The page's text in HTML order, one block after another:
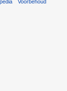
Voorbehoud